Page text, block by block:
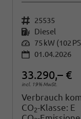
Fahrzeugnr. 25535
Kraftstoff Diesel
Leistung 75 kW (102
01.04.2026
33.290,– €
incl. 19% MwSt.
Verbrauch
CO2-Klasse: E